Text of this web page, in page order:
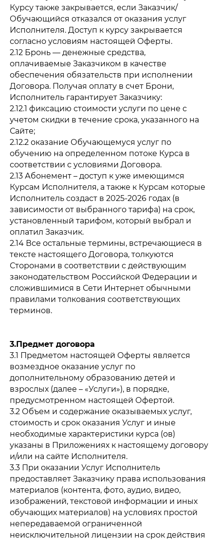
Курсу также закрывается, если Заказчик/
Обучающийся отказался от оказания услуг
Исполнителя. Доступ к курсу закрывается
согласно условиям настоящей Оферты.
2.12 Бронь — денежные средства,
оплачиваемые Заказчиком в качестве
обеспечения обязательств при исполнении
Договора. Получая оплату в счет Брони,
Исполнитель гарантирует Заказчику:
2.12.1 фиксацию стоимости услуги по цене с
учетом скидки в течение срока, указанного на
Сайте;
2.12.2 оказание Обучающемуся услуг по
обучению на определенном потоке Курса в
соответствии с условиями Договора.
2.13 Абонемент – доступ к уже имеющимся
Курсам Исполнителя, а также к Курсам которые
Исполнитель создаст в 2025-2026 годах (в
зависимости от выбранного тарифа) на срок,
установленный тарифом, который выбрал и
оплатил Заказчик.
2.14 Все остальные термины, встречающиеся в
тексте настоящего Договора, толкуются
Сторонами в соответствии с действующим
законодательством Российской Федерации и
сложившимися в Сети Интернет обычными
правилами толкования соответствующих
терминов.
3.Предмет договора
3.1 Предметом настоящей Оферты является
возмездное оказание услуг по
дополнительному образованию детей и
взрослых (далее – «Услуги»), в порядке,
предусмотренном настоящей Офертой.
3.2 Объем и содержание оказываемых услуг,
стоимость и срок оказания Услуг и иные
необходимые характеристики курса (ов)
указаны в Приложениях к настоящему договору
и/или на сайте Исполнителя.
3.3 При оказании Услуг Исполнитель
предоставляет Заказчику права использования
материалов (контента, фото, аудио, видео,
изображений, текстовой информации и иных
обучающих материалов) на условиях простой
непередаваемой ограниченной
неисключительной лицензии на срок действия